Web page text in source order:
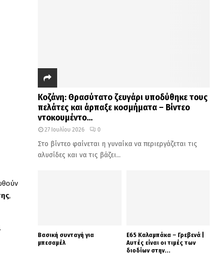
,
Κοζάνη: Θρασύτατο ζευγάρι υποδύθηκε τους
πελάτες και άρπαξε κοσμήματα – Βίντεο
ντοκουμέντο...
27 Ιουλίου 2026 0
Στο βίντεο φαίνεται η γυναίκα να περιεργάζεται τις
αλυσίδες και να τις βάζει...
Βασική συνταγή για
μπεσαμέλ
Ε65 Καλαμπάκα – Γρεβενά |
Αυτές είναι οι τιμές των
διοδίων στην...